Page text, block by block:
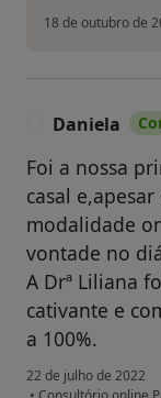
18 de outubro de
Daniela
Foi a nossa
casal
modalidade
vontade no
A Drª Liliana
cativante e
a 100%.
22 de julho de 2022